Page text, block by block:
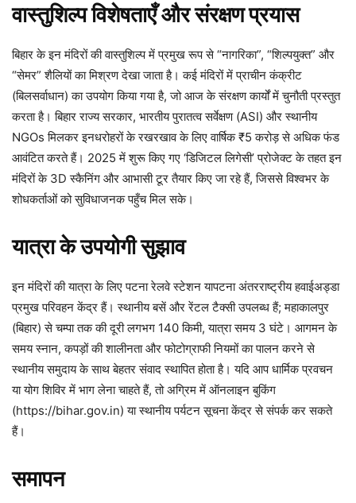
वास्तुशिल्प विशेषताएँ और संरक्षण प्रयास
बिहार के इन मंदिरों की वास्तुशिल्प में प्रमुख रूप से “नागरिका”, “शिल्पयुक्त” और
“सेमर” शैलियों का मिश्रण देखा जाता है। कई मंदिरों में प्राचीन कंक्रीट
(बिलसर्वाधान) का उपयोग किया गया है, जो आज के संरक्षण कार्यों में चुनौती प्रस्तुत
करता है। बिहार राज्य सरकार, भारतीय पुरातत्व सर्वेक्षण (ASI) और स्थानीय
NGOs मिलकर इनधरोहरों के रखरखाव के लिए वार्षिक ₹5 करोड़ से अधिक फंड
आवंटित करते हैं। 2025 में शुरू किए गए ‘डिजिटल लिगेसी’ प्रोजेक्ट के तहत इन
मंदिरों के 3D स्कैनिंग और आभासी टूर तैयार किए जा रहे हैं, जिससे विश्वभर के
शोधकर्ताओं को सुविधाजनक पहुँच मिल सके।
यात्रा के उपयोगी सुझाव
इन मंदिरों की यात्रा के लिए पटना रेलवे स्टेशन यापटना अंतरराष्ट्रीय हवाईअड्डा
प्रमुख परिवहन केंद्र हैं। स्थानीय बसें और रेंटल टैक्सी उपलब्ध हैं; महाकालपुर
(बिहार) से चम्पा तक की दूरी लगभग 140 किमी, यात्रा समय 3 घंटे। आगमन के
समय स्नान, कपड़ों की शालीनता और फोटोग्राफी नियमों का पालन करने से
स्थानीय समुदाय के साथ बेहतर संवाद स्थापित होता है। यदि आप धार्मिक प्रवचन
या योग शिविर में भाग लेना चाहते हैं, तो अग्रिम में ऑनलाइन बुकिंग
(https://bihar.gov.in) या स्थानीय पर्यटन सूचना केंद्र से संपर्क कर सकते
हैं।
समापन